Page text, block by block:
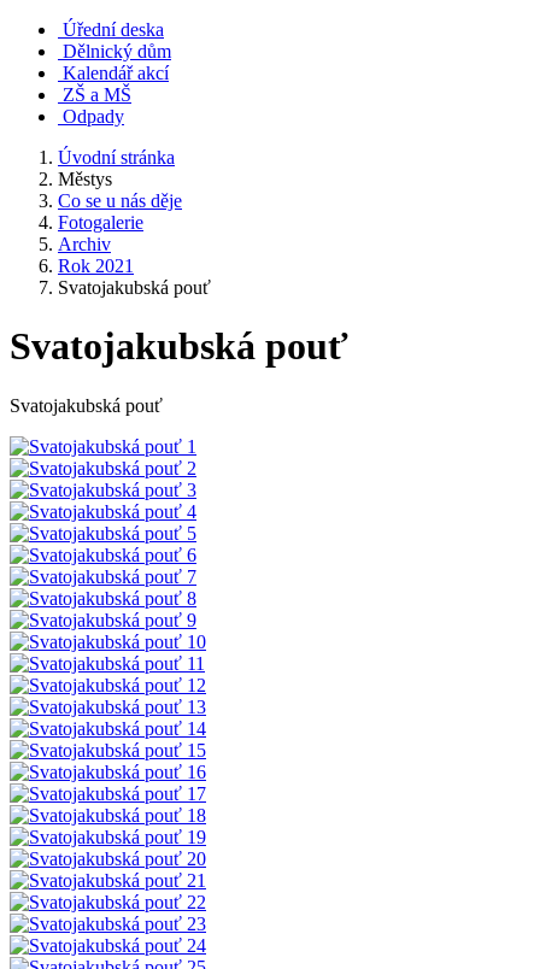
Úřední deska
Dělnický dům
Kalendář akcí
ZŠ a MŠ
Odpady
Úvodní stránka
Městys
Co se u nás děje
Fotogalerie
Archiv
Rok 2021
Svatojakubská pouť
Svatojakubská pouť
Svatojakubská pouť